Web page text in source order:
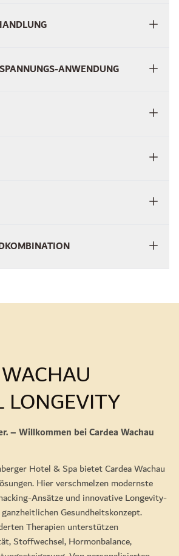
ANWENDUNG
LONGEVITY
– Willkommen bei Cardea Wachau
Hotel & Spa bietet Cardea Wachau
Hier verschmelzen modernste
Ansätze und innovative Longevity-
Gesundheitskonzept.
Therapien unterstützen
Stoffwechsel, Hormonbalance,